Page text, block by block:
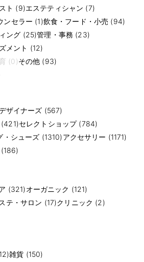
ト (9)エステティシャン (7)
ンセラー (1)飲食・フード・小売 (94)
ング (25)管理・事務 (23)
メント (12)
(0)その他 (93)
ザイナーズ (567)
セレクトショップ (784)
・シューズ (1310)アクセサリー (1171)
(321)オーガニック (121)
テ・サロン (17)クリニック (2)
雑貨 (150)